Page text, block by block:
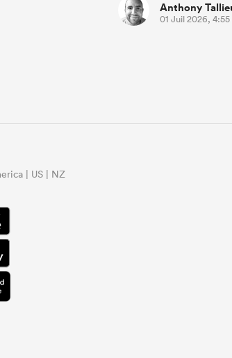
Anthony
01 Juil 2026, 4:55
| US | NZ